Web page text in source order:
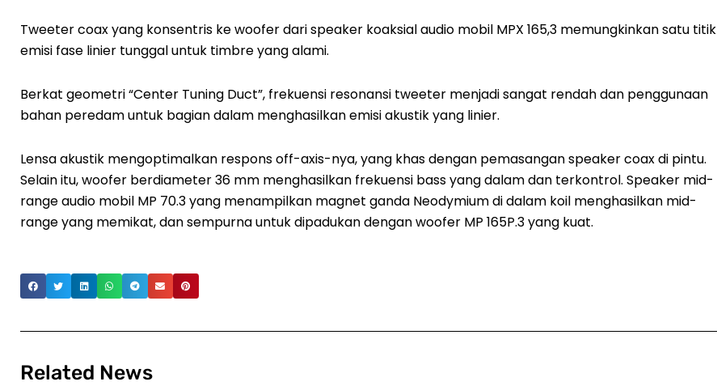
Tweeter coax yang konsentris ke woofer dari speaker koaksial audio mobil MPX 165,3 memungkinkan satu titik
emisi fase linier tunggal untuk timbre yang alami.
Berkat geometri “Center Tuning Duct”, frekuensi resonansi tweeter menjadi sangat rendah dan penggunaan
bahan peredam untuk bagian dalam menghasilkan emisi akustik yang linier.
Lensa akustik mengoptimalkan respons off-axis-nya, yang khas dengan pemasangan speaker coax di pintu.
Selain itu, woofer berdiameter 36 mm menghasilkan frekuensi bass yang dalam dan terkontrol. Speaker mid-
range audio mobil MP 70.3 yang menampilkan magnet ganda Neodymium di dalam koil menghasilkan mid-
range yang memikat, dan sempurna untuk dipadukan dengan woofer MP 165P.3 yang kuat.
Related News